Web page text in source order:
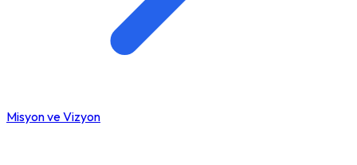
Misyon ve Vizyon